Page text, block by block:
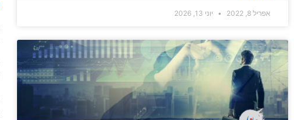
אפריל 8, 2022 יוני 13, 2026